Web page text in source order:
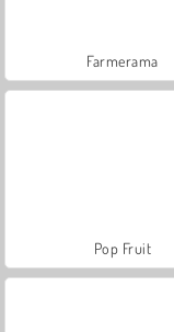
Farmerama
Pop Fruit